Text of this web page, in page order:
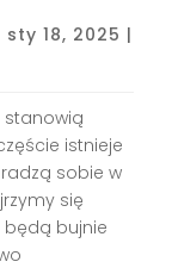
sty 18, 2025 |
stanowią
istnieje
sobie w
się
będą bujnie